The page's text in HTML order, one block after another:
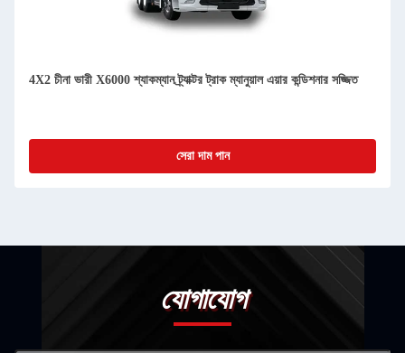
4X2 চীনা ভারী X6000 শ্যাকম্যান ট্র্যাক্টর ট্রাক ম্যানুয়াল এয়ার কন্ডিশনার সজ্জিত
সেরা দাম পান
যোগাযোগ